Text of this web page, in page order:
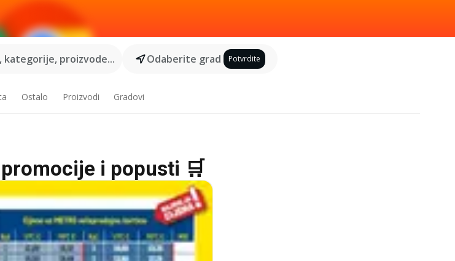
proizvode...
Odaberite grad Potvrdite
Ostalo Proizvodi Gradovi
i popusti 🛒